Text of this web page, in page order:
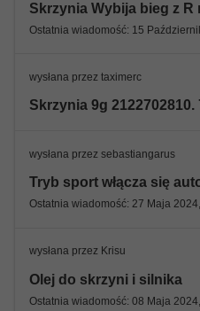
Skrzynia Wybija bieg z R
wysłana przez taximerc
Skrzynia 9g 2122702810.
wysłana przez sebastiangarus
Tryb sport włącza się
wysłana przez Krisu
Olej do skrzyni i silnika